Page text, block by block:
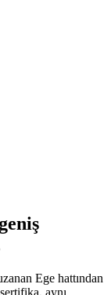
Ege hattından
aynı